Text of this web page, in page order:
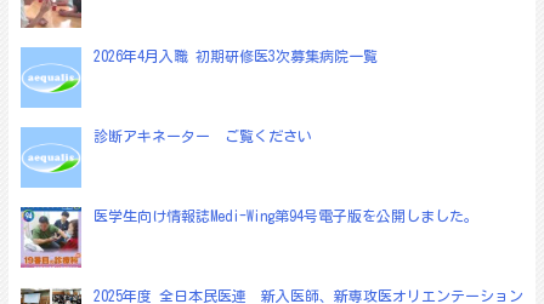
2026年4月入職 初期研修医3次募集病院一覧
診断アキネーター ご覧ください
医学生向け情報誌Medi-Wing第94号電子版を公開しました。
2025年度 全日本民医連 新入医師、新専攻医オリエンテーション